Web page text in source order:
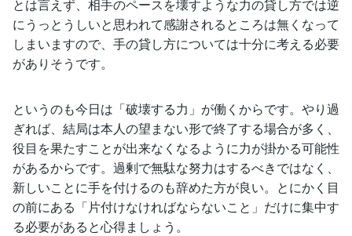
とは言えず、相手のペースを壊すような力の貸し方では逆
にうっとうしいと思われて感謝されるところは無くなって
しまいますので、手の貸し方については十分に考える必要
がありそうです。
というのも今日は「破壊する力」が働くからです。やり過
ぎれば、結局は本人の望まない形で終了する場合が多く、
役目を果たすことが出来なくなるように力が掛かる可能性
があるからです。過剰で無駄な努力はするべきではなく、
新しいことに手を付けるのも辞めた方が良い。とにかく目
の前にある「片付けなければならないこと」だけに集中す
る必要があると心得ましょう。